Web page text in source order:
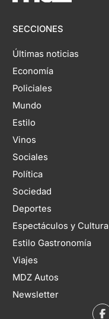
SECCIONES
Últimas noticias
Economía
Policiales
Mundo
Estilo
Vinos
Sociales
Política
Sociedad
Deportes
Espectáculos y Cultura
Estilo Gastronomía
Viajes
MDZ Autos
Newsletter